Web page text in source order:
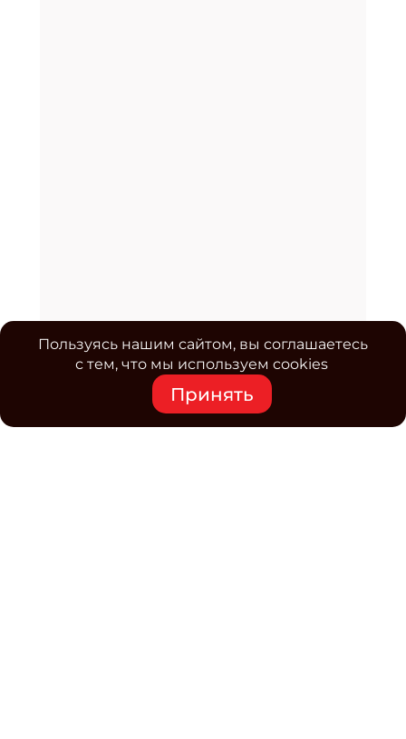
Пользуясь нашим сайтом, вы соглашаетесь
с тем, что мы используем cookies
Принять